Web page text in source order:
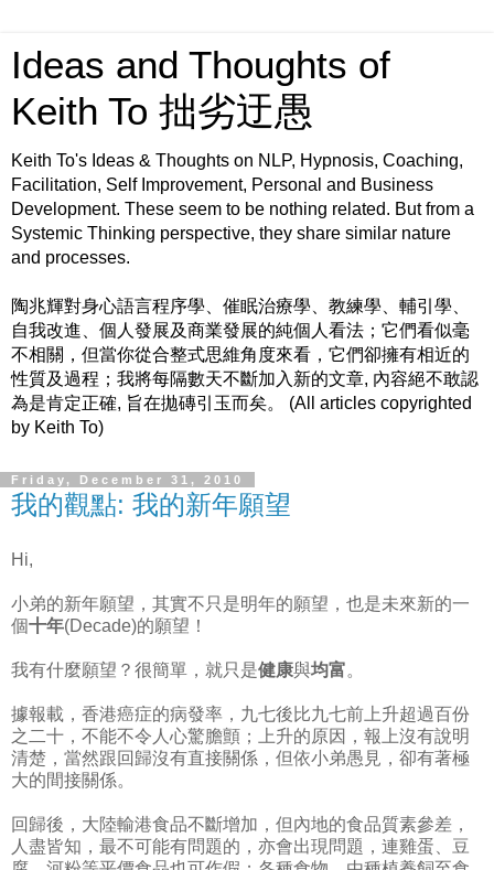
Ideas and Thoughts of
Keith To 拙劣迂愚
Keith To's Ideas & Thoughts on NLP, Hypnosis, Coaching,
Facilitation, Self Improvement, Personal and Business
Development. These seem to be nothing related. But from a
Systemic Thinking perspective, they share similar nature
and processes.
陶兆輝對身心語言程序學、催眠治療學、教練學、輔引學、
自我改進、個人發展及商業發展的純個人看法；它們看似毫
不相關，但當你從合整式思維角度來看，它們卻擁有相近的
性質及過程；我將每隔數天不斷加入新的文章, 內容絕不敢認
為是肯定正確, 旨在拋磚引玉而矣。 (All articles copyrighted
by Keith To)
Friday, December 31, 2010
我的觀點: 我的新年願望
Hi,
小弟的新年願望，其實不只是明年的願望，也是未來新的一
個十年(Decade)的願望！
我有什麼願望？很簡單，就只是健康與均富。
據報載，香港癌症的病發率，九七後比九七前上升超過百份
之二十，不能不令人心驚膽顫；上升的原因，報上沒有說明
清楚，當然跟回歸沒有直接關係，但依小弟愚見，卻有著極
大的間接關係。
回歸後，大陸輸港食品不斷增加，但內地的食品質素參差，
人盡皆知，最不可能有問題的，亦會出現問題，連雞蛋、豆